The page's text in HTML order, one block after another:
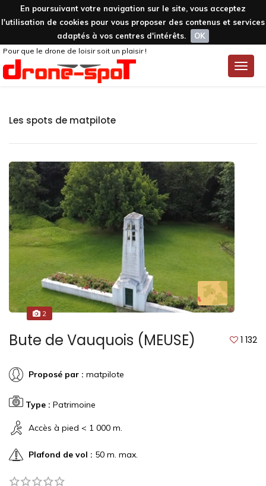
En poursuivant votre navigation sur le site, vous acceptez
l'utilisation de cookies pour vous proposer des contenus et services
adaptés à vos centres d'intérêts.
OK
Toggle
Pour que le drone de loisir soit un plaisir !
Les spots de matpilote
2
Bute de Vauquois (MEUSE) 1 132
Proposé par : matpilote
Type : Patrimoine
Accès à pied < 1 000 m.
Plafond de vol : 50 m. max.